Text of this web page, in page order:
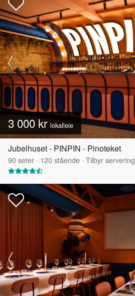
3 000 kr lokalleie
Jubelhuset - PINPIN - Pinoteket
90seter · 120stående · Tilbyr servering